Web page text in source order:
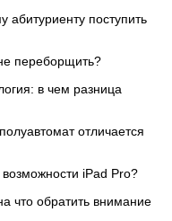
абитуриенту поступить
переборщить?
в чем разница
отличается
iPad Pro?
что обратить внимание